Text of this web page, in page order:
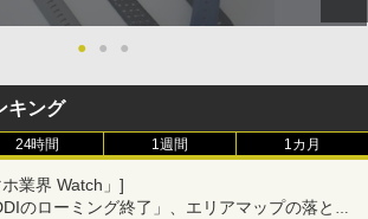
● ● ●
キング
24時間 1週間 1カ月
業界 Watch」]
のローミング終了」、エリアマップの落とし